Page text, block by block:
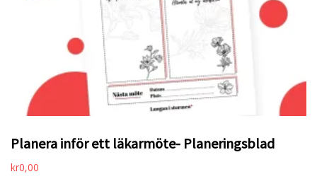
Planera inför ett läkarmöte- Planeringsblad
kr0,00